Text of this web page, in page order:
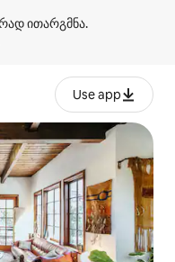
Use app